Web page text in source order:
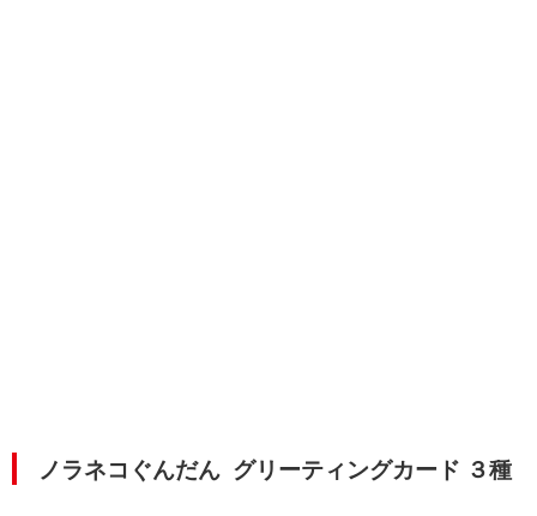
ノラネコぐんだん グリーティングカード ３種